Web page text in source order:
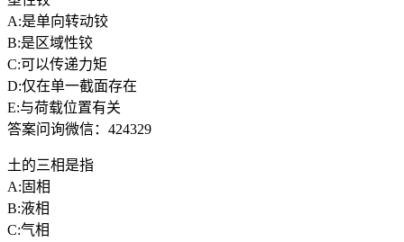
A:是单向转动铰
B:是区域性铰
C:可以传递力矩
D:仅在单一截面存在
E:与荷载位置有关
答案问询微信：424329
土的三相是指
A:固相
B:液相
C:气相